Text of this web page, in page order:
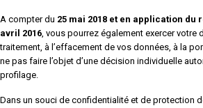
A compter du 25 mai 2018 et en application du
avril 2016, vous pourrez également exercer votre
traitement, à l’effacement de vos données, à la
ne pas faire l’objet d’une décision individuelle
profilage.
Dans un souci de confidentialité et de protection